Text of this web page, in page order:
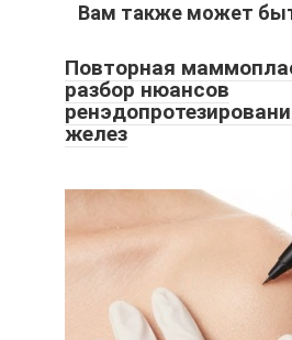
Вам также может
Повторная
разбор нюансов
желез